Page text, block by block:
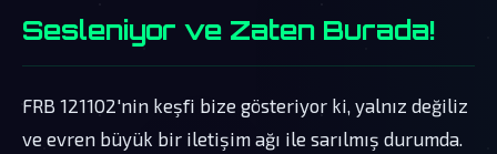
Sesleniyor ve Zaten Burada!
FRB 121102'nin keşfi bize gösteriyor ki, yalnız değiliz
ve evren büyük bir iletişim ağı ile sarılmış durumda.